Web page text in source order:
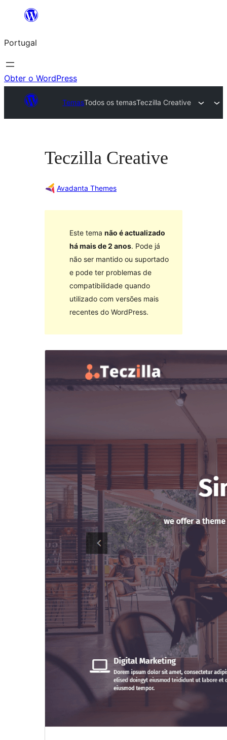
Saltar
o
conteúdo
Portugal
Obter o WordPress
TemasTodos os temasTeczilla Creative
Teczilla Creative
Avadanta Themes
Este tema não é actualizado
há mais de 2 anos. Pode já
não ser mantido ou suportado
e pode ter problemas de
compatibilidade quando
utilizado com versões mais
recentes do WordPress.